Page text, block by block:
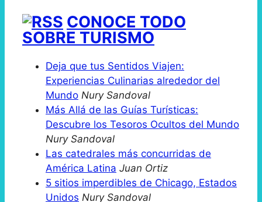
CONOCE TODO
SOBRE TURISMO
Deja que tus Sentidos Viajen:
Experiencias Culinarias alrededor del
Mundo Nury Sandoval
Más Allá de las Guías Turísticas:
Descubre los Tesoros Ocultos del Mundo
Nury Sandoval
Las catedrales más concurridas de
América Latina Juan Ortiz
5 sitios imperdibles de Chicago, Estados
Unidos Nury Sandoval